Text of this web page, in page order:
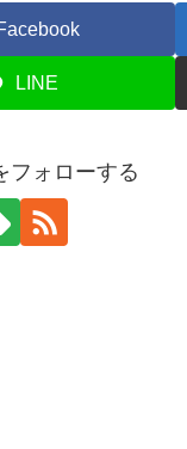
LINE
フォローする